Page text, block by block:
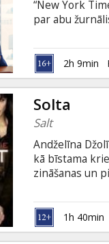
“New York
par abu
tēmu par
pasauli mums
2h 9min
Solta
Salt
Andželīna
kā bīstama
zināšanas un
Schreiber,
Lorenzo di
valodā ar
1h 40min